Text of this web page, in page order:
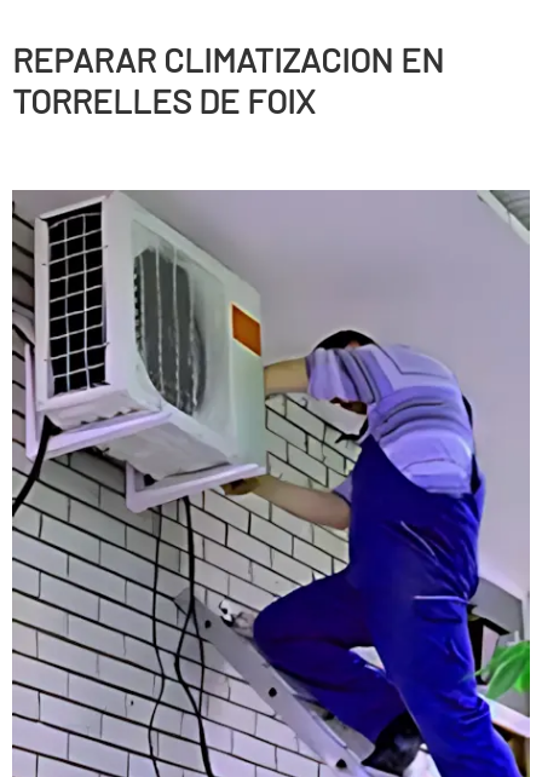
REPARAR CLIMATIZACION EN
TORRELLES DE FOIX